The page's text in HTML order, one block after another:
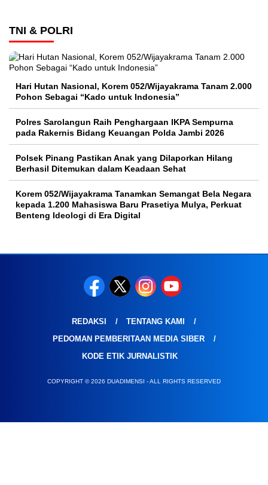
TNI & POLRI
Hari Hutan Nasional, Korem 052/Wijayakrama Tanam 2.000
Pohon Sebagai “Kado untuk Indonesia”
Polres Sarolangun Raih Penghargaan IKPA Sempurna
pada Rakernis Bidang Keuangan Polda Jambi 2026
Polsek Pinang Pastikan Anak yang Dilaporkan Hilang
Berhasil Ditemukan dalam Keadaan Sehat
Korem 052/Wijayakrama Tanamkan Semangat Bela Negara
kepada 1.200 Mahasiswa Baru Prasetiya Mulya, Perkuat
Benteng Ideologi di Era Digital
REDAKSI
TENTANG KAMI
PEDOMAN PEMBERITAAN MEDIA SIBER
KODE ETIK JURNALISTIK
COPYRIGHT © 2026 DUADIMENSI - ALL RIGHTS RESERVED